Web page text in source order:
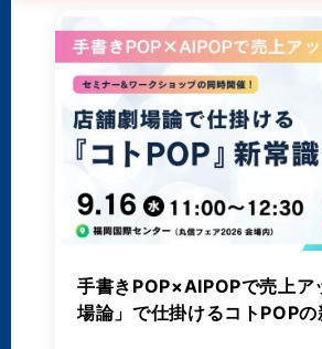
手書きPOP×AIPOPで売上ア
場論」で仕掛けるコトPOPの